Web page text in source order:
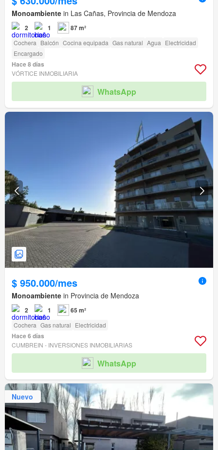
Monoambiente in Las Cañas, Provincia de Mendoza
2 1 87 m²
Cochera Balcón Cocina equipada Gas natural Agua Electricidad
Encargado
Hace 8 días
VÓRTICE INMOBILIARIA
WhatsApp
$ 950.000/mes
Monoambiente in Provincia de Mendoza
2 1 65 m²
Cochera Gas natural Electricidad
Hace 6 días
CUMBREIN - INVERSIONES INMOBILIARIAS
WhatsApp
Nuevo